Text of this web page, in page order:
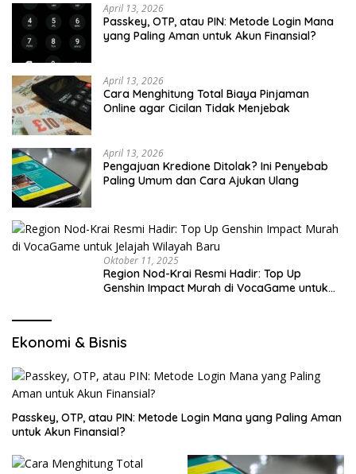
April 13, 2026
Passkey, OTP, atau PIN: Metode Login Mana
yang Paling Aman untuk Akun Finansial?
April 13, 2026
Cara Menghitung Total Biaya Pinjaman
Online agar Cicilan Tidak Menjebak
April 13, 2026
Pengajuan Kredione Ditolak? Ini Penyebab
Paling Umum dan Cara Ajukan Ulang
Oktober 11, 2025
Region Nod-Krai Resmi Hadir: Top Up
Genshin Impact Murah di VocaGame untuk
Ekonomi & Bisnis
Passkey, OTP, atau PIN: Metode Login Mana yang Paling Aman
untuk Akun Finansial?